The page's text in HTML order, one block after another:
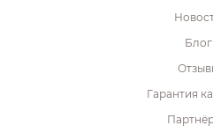
Блог
Гарантия